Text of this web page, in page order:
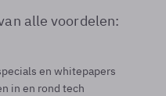
alle voordelen:
en whitepapers
in en rond tech